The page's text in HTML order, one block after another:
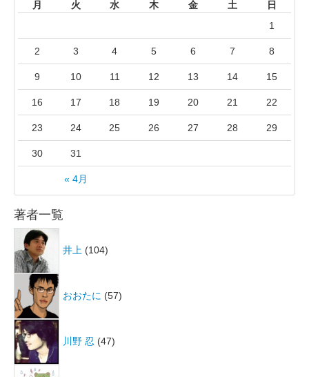
月 火 水 木 金 土 日
« 4月
1
2 3 4 5 6 7 8
9 10 11 12 13 14 15
16 17 18 19 20 21 22
23 24 25 26 27 28 29
30 31
著者一覧
井上 (104)
おおたに (57)
川野 忍 (47)